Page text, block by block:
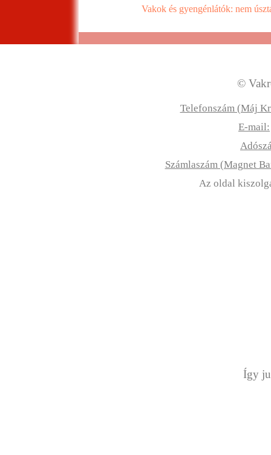
Vakok és gyengénlátók: nem
©
Telefonszám (Máj
E-mail:
Számlaszám (Magnet
Az oldal
Így